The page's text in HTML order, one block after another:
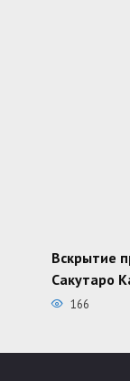
Вскрытие
Сакутаро
166